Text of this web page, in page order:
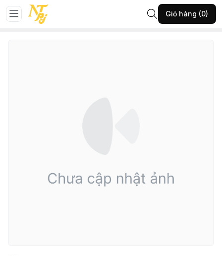
Giỏ hàng (0)
Trang chủ
42-THGHĐ-KEM-35-(10288SUC238T326)